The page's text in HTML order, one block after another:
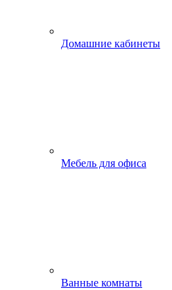
Домашние кабинеты
Мебель для офиса
Ванные комнаты